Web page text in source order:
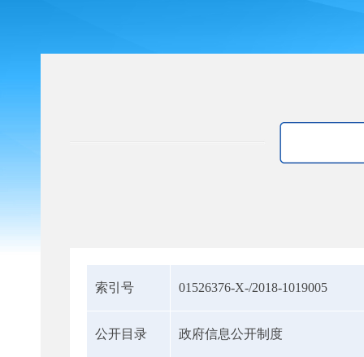
索引号 01526376-X-/2018-1019005
公开目录 政府信息公开制度